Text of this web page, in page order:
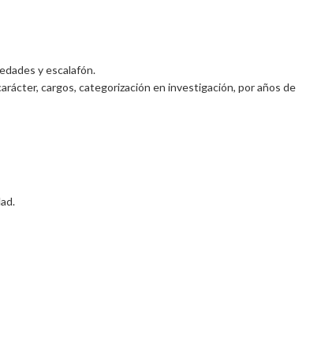
y escalafón.
cargos, categorización en investigación, por años de